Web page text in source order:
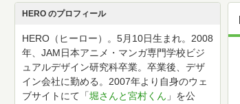
HERO のプロフィール
HERO（ヒーロー）。5月10日生まれ。2008
年、JAM日本アニメ・マンガ専門学校ビジ
ュアルデザイン研究科卒業。卒業後、デザ
イン会社に勤める。2007年より自身のウェ
ブサイトにて「堀さんと宮村くん 」を公